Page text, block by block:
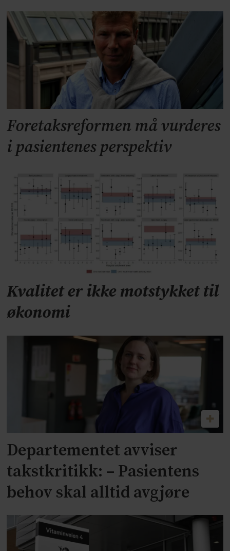
Foretaksreformen må vurderes
i pasientenes perspektiv
Kvalitet er ikke motstykket til
økonomi
Departementet avviser
takstkritikk: – Pasientens
behov skal alltid avgjøre